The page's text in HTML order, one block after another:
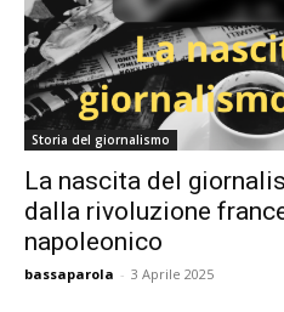
Storia del giornalismo
La nascita del
dalla rivoluzione
napoleonico
bassaparola - 3 Aprile 2025